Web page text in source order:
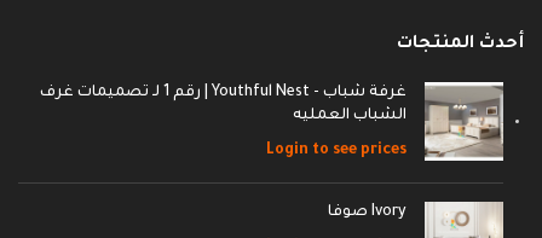
أحدث المنتجات
غرفة شباب - Youthful Nest | رقم 1 لـ تصميمات غرف
الشباب العمليه
Login to see prices
Ivory صوفا